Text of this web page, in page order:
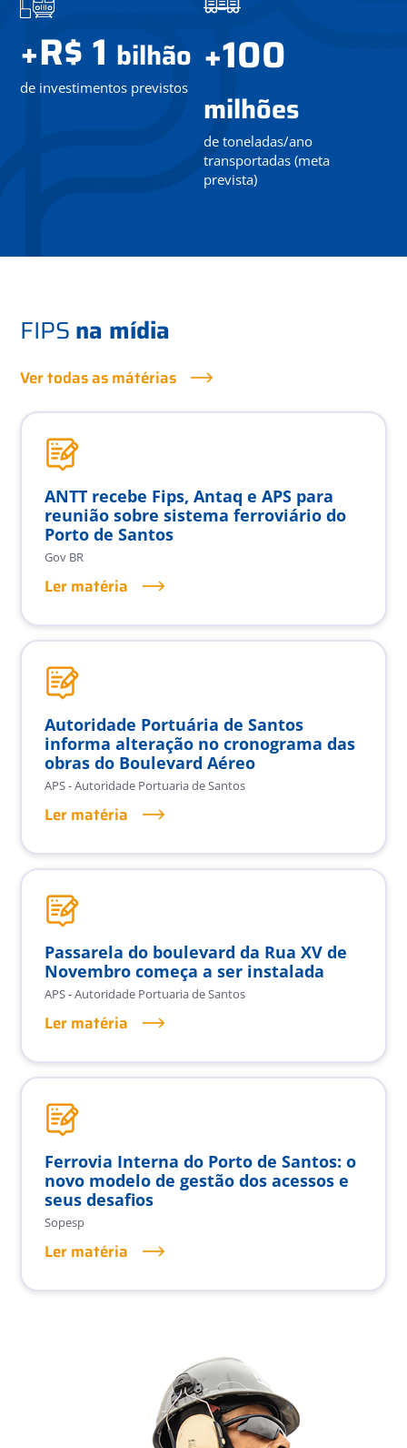
+R$ 1 bilhão
de investimentos previstos
+100
milhões
de toneladas/ano
transportadas (meta
prevista)
FIPSna mídia
Ver todas as mátérias
ANTT recebe Fips, Antaq e APS para
reunião sobre sistema ferroviário do
Porto de Santos
Gov BR
Ler matéria
Autoridade Portuária de Santos
informa alteração no cronograma das
obras do Boulevard Aéreo
APS - Autoridade Portuaria de Santos
Ler matéria
Passarela do boulevard da Rua XV de
Novembro começa a ser instalada
APS - Autoridade Portuaria de Santos
Ler matéria
Ferrovia Interna do Porto de Santos: o
novo modelo de gestão dos acessos e
seus desafios
Sopesp
Ler matéria